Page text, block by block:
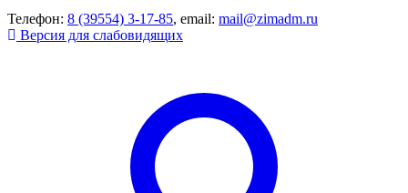
Телефон: 8 (39554) 3-17-85, email: mail@zimadm.ru
Версия для слабовидящих